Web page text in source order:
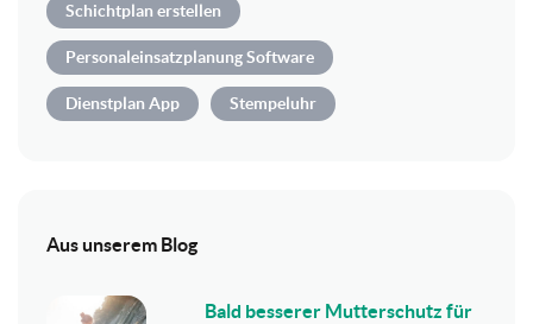
Schichtplan erstellen
Personaleinsatzplanung Software
Dienstplan App Stempeluhr
Aus unserem Blog
Bald besserer Mutterschutz für